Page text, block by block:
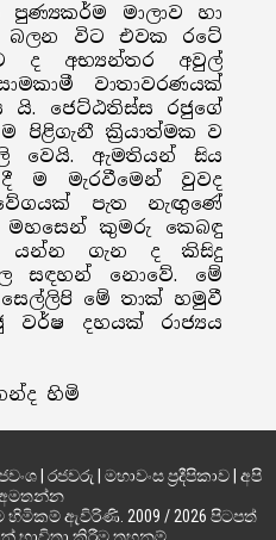
මාලාව හා
බලන විට එවක රටේ
ද අභ්‍යන්තර අවුල්
වාතාවරණයක්
යි. ජෙට්ඨතිස්ස රජුගේ
පිළිගැනී ක්‍රියාත්මක ව
වෙයි. ඇමතියන් සිය
ම මැරවීමෙන් වුවද
පැත නැඟුණේ
මහසෙන් කුමරු කෙබඳු
යන්න ගැන ද කිසිදු
සඳහන් නොවේ. මේ
මේ තාක් හමුවී
වර්ෂ දහයක් රාජ්‍යය
හිමි
| රජවරු මහාවංස ප්‍රදීපිකාව| අපි
හිමිකම් ඇවිරිණි. 2009 / 2026 පිටපත්